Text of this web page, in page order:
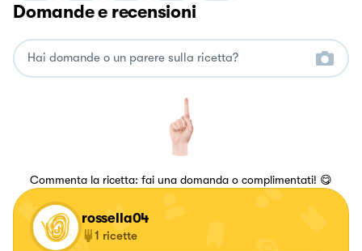
Domande e recensioni
Commenta la ricetta: fai una domanda o complimentati! 😋
rossella04
1 ricette